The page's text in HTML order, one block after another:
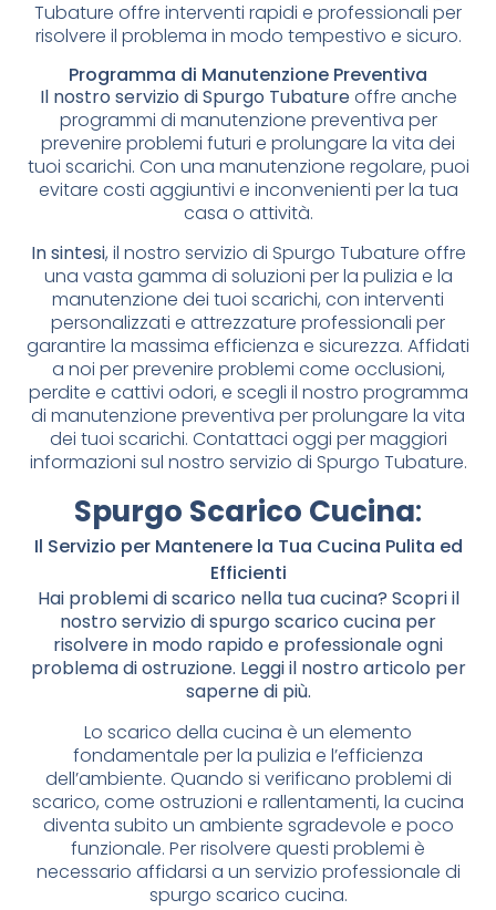
Tubature offre interventi rapidi e professionali per
risolvere il problema in modo tempestivo e sicuro.
Programma di Manutenzione Preventiva
Il nostro servizio di Spurgo Tubatureoffre anche
programmi di manutenzione preventiva per
prevenire problemi futuri e prolungare la vita dei
tuoi scarichi. Con una manutenzione regolare, puoi
evitare costi aggiuntivi e inconvenienti per la tua
casa o attività.
In sintesi, il nostro servizio di Spurgo Tubature offre
una vasta gamma di soluzioni per la pulizia e la
manutenzione dei tuoi scarichi, con interventi
personalizzati e attrezzature professionali per
garantire la massima efficienza e sicurezza. Affidati
a noi per prevenire problemi come occlusioni,
perdite e cattivi odori, e scegli il nostro programma
di manutenzione preventiva per prolungare la vita
dei tuoi scarichi. Contattaci oggi per maggiori
informazioni sul nostro servizio di Spurgo Tubature.
Spurgo Scarico Cucina:
Il Servizio per Mantenere la Tua Cucina Pulita ed
Efficienti
Hai problemi di scarico nella tua cucina? Scopri il
nostro servizio di spurgo scarico cucina per
risolvere in modo rapido e professionale ogni
problema di ostruzione. Leggi il nostro articolo per
saperne di più.
Lo scarico della cucina è un elemento
fondamentale per la pulizia e l’efficienza
dell’ambiente. Quando si verificano problemi di
scarico, come ostruzioni e rallentamenti, la cucina
diventa subito un ambiente sgradevole e poco
funzionale. Per risolvere questi problemi è
necessario affidarsi a un servizio professionale di
spurgo scarico cucina.